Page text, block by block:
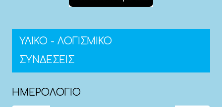
ΥΛΙΚΟ - ΛΟΓΙΣΜΙΚΟ
ΣΥΝΔΕΣΕΙΣ
ΗΜΕΡΟΛΟΓΙΟ